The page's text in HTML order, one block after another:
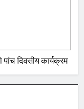
दिवसीय कार्यक्रम